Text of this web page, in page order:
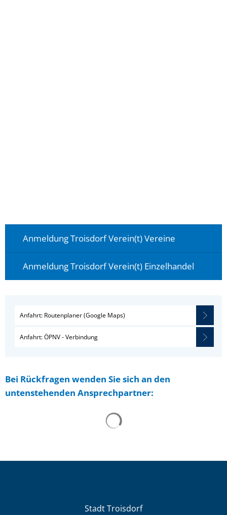
Anmeldung Troisdorf Verein(t) Vereine
Anmeldung Troisdorf Verein(t) Einzelhandel
Anfahrt: Routenplaner (Google Maps)
Anfahrt: ÖPNV - Verbindung
Bei Rückfragen wenden Sie sich an den
untenstehenden Ansprechpartner:
Stadt Troisdorf